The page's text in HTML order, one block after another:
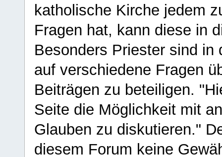
katholische Kirche jedem
Fragen hat, kann diese in
Besonders Priester sind in
auf verschiedene Fragen
Beiträgen zu beteiligen.
Seite die Möglichkeit mit
Glauben zu diskutieren."
diesem Forum keine